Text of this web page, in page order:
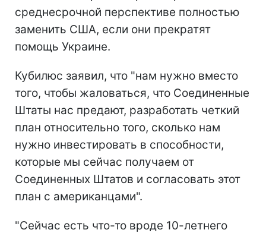
среднесрочной перспективе полностью
заменить США, если они прекратят
помощь Украине.
Кубилюс заявил, что "нам нужно вместо
того, чтобы жаловаться, что Соединенные
Штаты нас предают, разработать четкий
план относительно того, сколько нам
нужно инвестировать в способности,
которые мы сейчас получаем от
Соединенных Штатов и согласовать этот
план с американцами".
"Сейчас есть что-то вроде 10-летнего